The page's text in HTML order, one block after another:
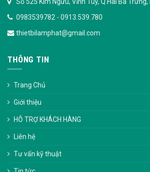
0983539782 - 0913.539.780
thietbilamphat@gmail.com
THÔNG TIN
Trang Chủ
Giới thiệu
HỖ TRỢ KHÁCH HÀNG
Liên hệ
Tư vấn kỹ thuật